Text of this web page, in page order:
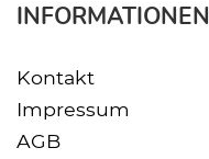
INFORMATIONEN
Kontakt
Impressum
AGB